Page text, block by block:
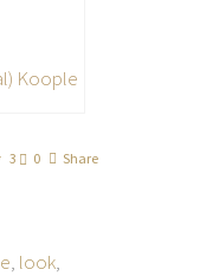
Koople
3 0 Share
, look,